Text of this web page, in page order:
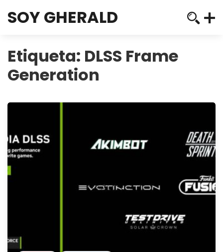
SOY GHERALD
Etiqueta: DLSS Frame
Generation